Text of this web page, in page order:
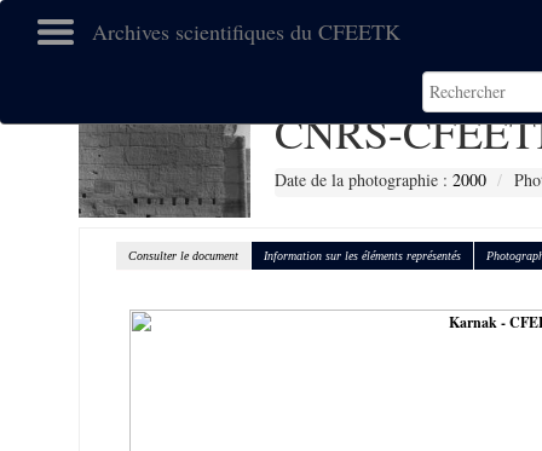
Archives scientifiques du CFEETK
CNRS-
Date de la photographie : 2000
Consulter le document Information sur les éléments représentés